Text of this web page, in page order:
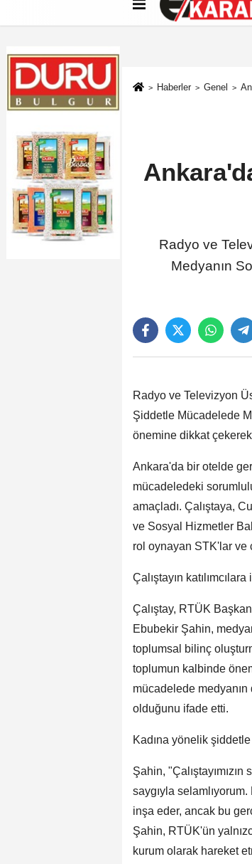
Künye İletişim
Haberler Genel
Radyo ve
Medyanın
Radyo ve Televizyon
Şiddetle Mücadelede
önemine dikkat
Ankara'da bir otelde
mücadeledeki
amaçladı. Çalıştaya,
ve Sosyal Hizmetler
rol oynayan STK'lar ve
Çalıştayın
Çalıştay, RTÜK
Ebubekir Şahin,
toplumsal bilinç
toplumun kalbinde
mücadelede
olduğunu ifade etti.
Kadına yönelik
Şahin,
saygıyla
inşa eder, ancak bu
Şahin, RTÜK'ün
kurum olarak hareket